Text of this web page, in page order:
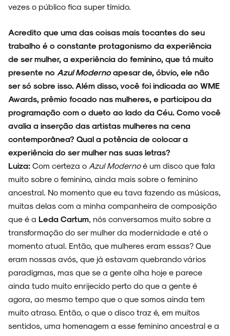
vezes o público fica super tímido.
Acredito que uma das coisas mais tocantes do seu
trabalho é o constante protagonismo da experiência
de ser mulher, a experiência do feminino, que tá muito
presente no Azul Modernoapesar de, óbvio, ele não
ser só sobre isso. Além disso, você foi indicada ao WME
Awards, prêmio focado nas mulheres, e participou da
programação com o dueto ao lado da Céu. Como você
avalia a inserção das artistas mulheres na cena
contemporânea? Qual a potência de colocar a
experiência do ser mulher nas suas letras?
Luiza: Com certeza o Azul Modernoé um disco que fala
muito sobre o feminino, ainda mais sobre o feminino
ancestral. No momento que eu tava fazendo as músicas,
muitas delas com a minha companheira de composição
que é a Leda Cartum, nós conversamos muito sobre a
transformação do ser mulher da modernidade e até o
momento atual. Então, que mulheres eram essas? Que
eram nossas avós, que já estavam quebrando vários
paradigmas, mas que se a gente olha hoje e parece
ainda tudo muito enrijecido perto do que a gente é
agora, ao mesmo tempo que o que somos ainda tem
muito atraso. Então, o que o disco traz é, em muitos
sentidos, uma homenagem a esse feminino ancestral e a